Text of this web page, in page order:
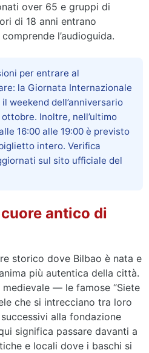
over 65 e gruppi di
di 18 anni entrano
l’audioguida.
per entrare al
la Giornata Internazionale
weekend dell’anniversario
Inoltre, nell’ultimo
16:00 alle 19:00 è previsto
intero. Verifica
sul sito ufficiale del
antico di
storico dove Bilbao è nata e
più autentica della città.
— le famose “Siete
che si intrecciano tra loro
alla fondazione
significa passare davanti a
e locali dove i baschi si